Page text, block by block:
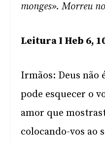
monges». Morreu
Leitura I Heb 6,
Irmãos: Deus não
pode esquecer o
amor que
colocando-vos ao